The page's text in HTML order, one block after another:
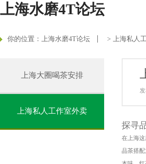
上海水磨4T论坛
你的位置： 上海水磨4T论坛 > 上海私人
上海大圈喝茶安排
上海私人工作室外卖
探寻
在上海
品茶搭